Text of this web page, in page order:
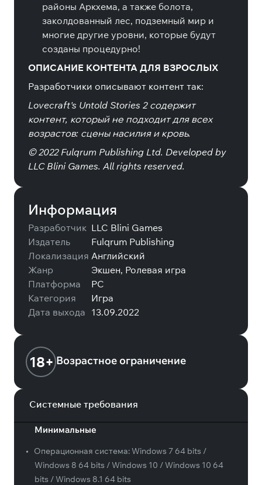
районы Аркхема, а также болота,
заколдованный лес, подземный мир и
многие другие уровни, которые будут
созданы процедурно!
ОПИСАНИЕ КОНТЕНТА ДЛЯ ВЗРОСЛЫХ
Разработчики описывают контент так:
Lovecraft's Untold Stories 2 содержит
контент, который не подходит для всех
возрастов: сцены насилия и кровь.
© 2022 Fulqrum Publishing Ltd. Developed by
LLC Blini Games. All rights reserved.
Информация
Разработчик LLC Blini Games
Издатель
Fulqrum Publishing
Локализация Английский
Жанр
Экшен, Ролевая игра
Платформа
PC
Категория
Игра
Дата выхода 13.09.2022
18+ Возрастное ограничение
Системные требования
Минимальные
• Операционная система:Windows 7 64 bits /
Windows 8 64 bits / Windows 10 / Windows 10 64
bits / Windows 8.1 64 bits